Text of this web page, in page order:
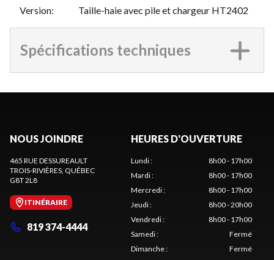
Version: Taille-haie avec pile et chargeur HT2402
Spécifications techniques
NOUS JOINDRE
465 RUE DESSUREAULT
TROIS-RIVIÈRES, QUÉBEC
G8T 2L8
ITINÉRAIRE
819 374-4444
HEURES D'OUVERTURE
Lundi:
8h00 - 17h00
Mardi:
8h00 - 17h00
Mercredi:
8h00 - 17h00
Jeudi:
8h00 - 20h00
Vendredi:
8h00 - 17h00
Samedi:
Fermé
Dimanche: Fermé